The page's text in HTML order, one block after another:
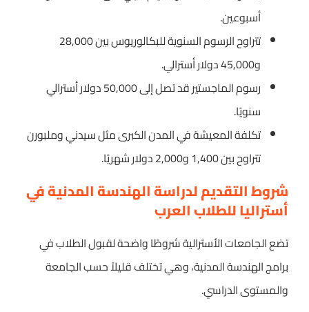
أسبوعين.
تتراوح الرسوم السنوية للبكالوريوس بين 28,000
و45,000 دولار أسترالي.
رسوم الماجستير قد تصل إلى 50,000 دولار أسترالي
سنويًا.
تكلفة المعيشة في المدن الكبرى مثل سيدني وملبورن
تتراوح بين 1,400 و2,000 دولار شهريًا.
شروط التقديم لدراسة الهندسة المدنية في
أستراليا للطلاب العرب
تضع الجامعات الأسترالية شروطًا واضحة لقبول الطلاب في
برامج الهندسة المدنية، وهي تختلف قليلاً حسب الجامعة
والمستوى الدراسي.